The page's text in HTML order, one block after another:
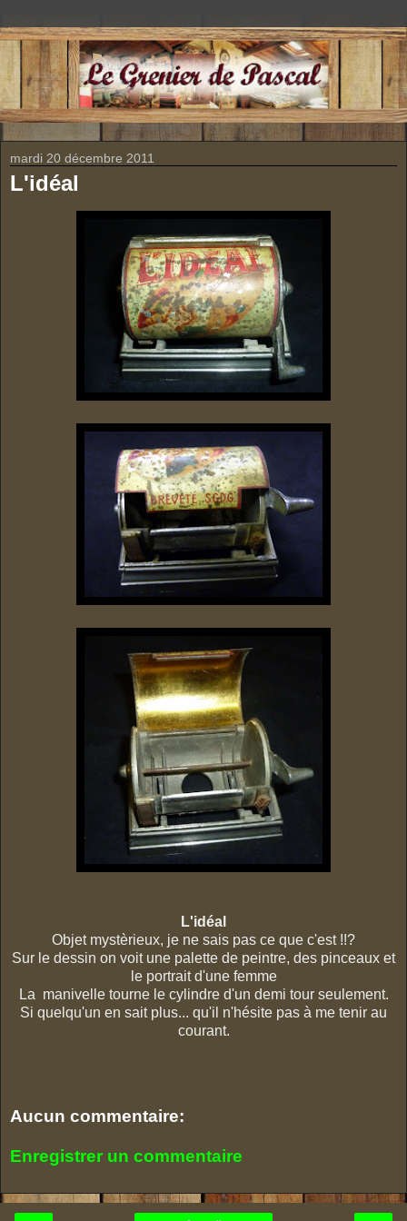
mardi 20 décembre 2011
L'idéal
L'idéal
Objet mystèrieux, je ne sais pas ce que c'est !!?
Sur le dessin on voit une palette de peintre, des pinceaux et
le portrait d'une femme
La manivelle tourne le cylindre d'un demi tour seulement.
Si quelqu'un en sait plus... qu'il n'hésite pas à me tenir au
courant.
Aucun commentaire:
Enregistrer un commentaire